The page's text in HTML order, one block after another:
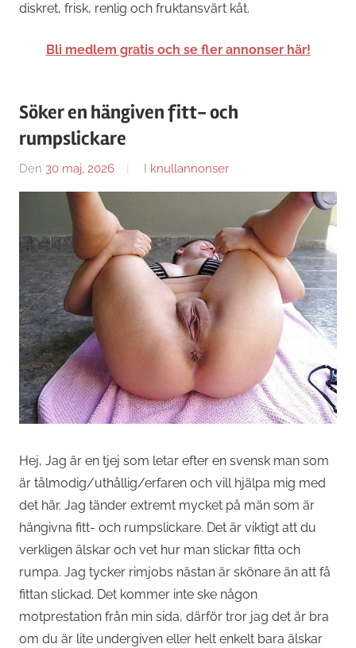
diskret, frisk, renlig och fruktansvärt kåt.
Bli medlem gratis och se fler annonser här!
Söker en hängiven fitt- och
rumpslickare
Den 30 maj, 2026
Av
Caroline
I knullannonser
Hej, Jag är en tjej som letar efter en svensk man som
är tålmodig/uthållig/erfaren och vill hjälpa mig med
det här. Jag tänder extremt mycket på män som är
hängivna fitt- och rumpslickare. Det är viktigt att du
verkligen älskar och vet hur man slickar fitta och
rumpa. Jag tycker rimjobs nästan är skönare än att få
fittan slickad. Det kommer inte ske någon
motprestation från min sida, därför tror jag det är bra
om du är lite undergiven eller helt enkelt bara älskar